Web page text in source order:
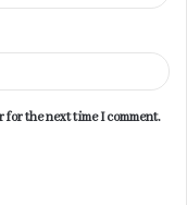
for the next time I comment.